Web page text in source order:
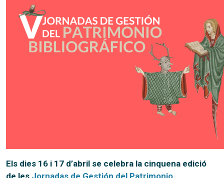
Els dies 16 i 17 d’abril se celebra la cinquena edició
de les Jornadas de Gestión del Patrimonio